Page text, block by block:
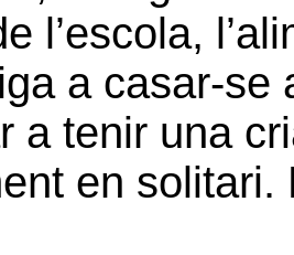
l’escola,
a casar-
a tenir una
en solitari.